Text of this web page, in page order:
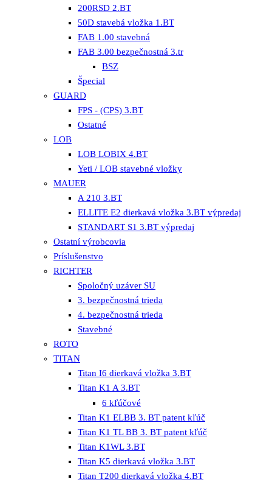
200RSD 2.BT
50D stavebá vložka 1.BT
FAB 1.00 stavebná
FAB 3.00 bezpečnostná 3.tr
BSZ
Špecial
GUARD
FPS - (CPS) 3.BT
Ostatné
LOB
LOB LOBIX 4.BT
Yeti / LOB stavebné vložky
MAUER
A 210 3.BT
ELLITE E2 dierkavá vložka 3.BT výpredaj
STANDART S1 3.BT výpredaj
Ostatní výrobcovia
Príslušenstvo
RICHTER
Spoločný uzáver SU
3. bezpečnostná trieda
4. bezpečnostná trieda
Stavebné
ROTO
TITAN
Titan I6 dierkavá vložka 3.BT
Titan K1 A 3.BT
6 kľúčové
Titan K1 ELBB 3. BT patent kľúč
Titan K1 TL BB 3. BT patent kľúč
Titan K1WL 3.BT
Titan K5 dierkavá vložka 3.BT
Titan T200 dierkavá vložka 4.BT